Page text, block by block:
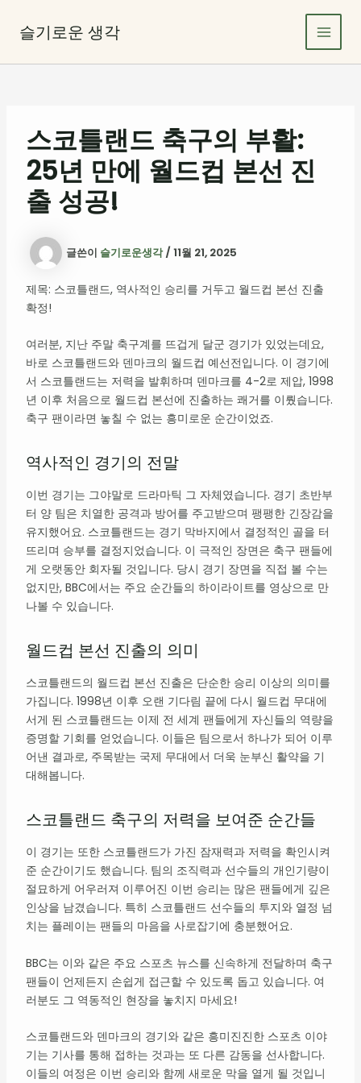
로
슬기로운 생각
Main
스코틀랜드 축구의 부활:
25년 만에 월드컵 본선 진
출 성공!
글쓴이 슬기로운생각/11월 21, 2025
제목: 스코틀랜드, 역사적인 승리를 거두고 월드컵 본선 진출
확정!
여러분, 지난 주말 축구계를 뜨겁게 달군 경기가 있었는데요,
바로 스코틀랜드와 덴마크의 월드컵 예선전입니다. 이 경기에
서 스코틀랜드는 저력을 발휘하며 덴마크를 4-2로 제압, 1998
년 이후 처음으로 월드컵 본선에 진출하는 쾌거를 이뤘습니다.
축구 팬이라면 놓칠 수 없는 흥미로운 순간이었죠.
역사적인 경기의 전말
이번 경기는 그야말로 드라마틱 그 자체였습니다. 경기 초반부
터 양 팀은 치열한 공격과 방어를 주고받으며 팽팽한 긴장감을
유지했어요. 스코틀랜드는 경기 막바지에서 결정적인 골을 터
뜨리며 승부를 결정지었습니다. 이 극적인 장면은 축구 팬들에
게 오랫동안 회자될 것입니다. 당시 경기 장면을 직접 볼 수는
없지만, BBC에서는 주요 순간들의 하이라이트를 영상으로 만
나볼 수 있습니다.
월드컵 본선 진출의 의미
스코틀랜드의 월드컵 본선 진출은 단순한 승리 이상의 의미를
가집니다. 1998년 이후 오랜 기다림 끝에 다시 월드컵 무대에
서게 된 스코틀랜드는 이제 전 세계 팬들에게 자신들의 역량을
증명할 기회를 얻었습니다. 이들은 팀으로서 하나가 되어 이루
어낸 결과로, 주목받는 국제 무대에서 더욱 눈부신 활약을 기
대해봅니다.
스코틀랜드 축구의 저력을 보여준 순간들
이 경기는 또한 스코틀랜드가 가진 잠재력과 저력을 확인시켜
준 순간이기도 했습니다. 팀의 조직력과 선수들의 개인기량이
절묘하게 어우러져 이루어진 이번 승리는 많은 팬들에게 깊은
인상을 남겼습니다. 특히 스코틀랜드 선수들의 투지와 열정 넘
치는 플레이는 팬들의 마음을 사로잡기에 충분했어요.
BBC는 이와 같은 주요 스포츠 뉴스를 신속하게 전달하며 축구
팬들이 언제든지 손쉽게 접근할 수 있도록 돕고 있습니다. 여
러분도 그 역동적인 현장을 놓치지 마세요!
스코틀랜드와 덴마크의 경기와 같은 흥미진진한 스포츠 이야
기는 기사를 통해 접하는 것과는 또 다른 감동을 선사합니다.
이들의 여정은 이번 승리와 함께 새로운 막을 열게 될 것입니